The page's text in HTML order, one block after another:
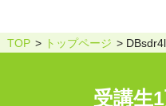
TOP トップページ
受講生1